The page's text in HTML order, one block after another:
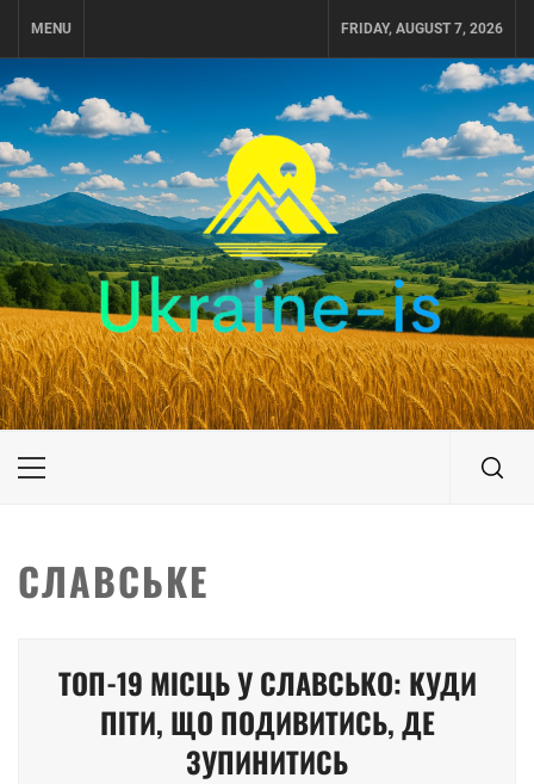
MENU FRIDAY, AUGUST 7, 2026
UKRAINE-IS
ПОДОРОЖI ПО УКРАЇНІ
Primary
СЛАВСЬКЕ
ТОП-19 МІСЦЬ У СЛАВСЬКО: КУДИ
ПІТИ, ЩО ПОДИВИТИСЬ, ДЕ
ЗУПИНИТИСЬ